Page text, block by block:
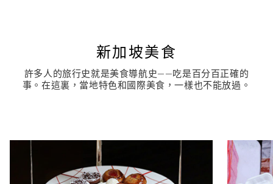
新加坡美食
許多人的旅行史就是美食導航史——吃是百分百正確的
事。在這裏，當地特色和國際美食，一樣也不能放過。